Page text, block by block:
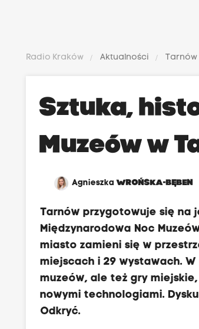
Radio Kraków Aktualności Tarnów
Sztuka,
Muzeów w
AgnieszkaWROŃSKA-BĘBEN
Tarnów przygotowuje się na
Międzynarodowa Noc
miasto zamieni się w
miejscach i 29 wystawach.
muzeów, ale też gry
nowymi technologiami.
Odkryć.